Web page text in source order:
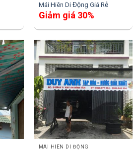
Mái Hiên Di Động Giá Rẻ
Giảm giá 30%
MÁI HIÊN DI ĐỘNG